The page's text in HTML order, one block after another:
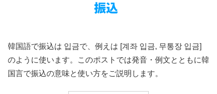
韓国語で振込は 입금で、例えは [계좌 입금, 무통장 입금]
のように使います。このポストでは発音・例文とともに韓
国言で振込の意味と使い方をご説明します。